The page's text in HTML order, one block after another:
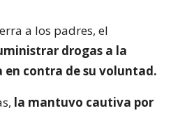
a los padres, el
drogas a la
contra de su voluntad.
la mantuvo cautiva por